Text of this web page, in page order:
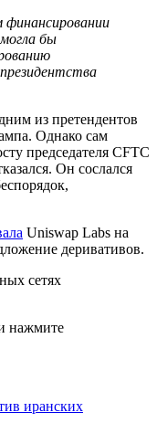
бы
из претендентов
Однако сам
председателя CFTC
Он сослался
Uniswap Labs на
деривативов.
сетях
нажмите
иранских